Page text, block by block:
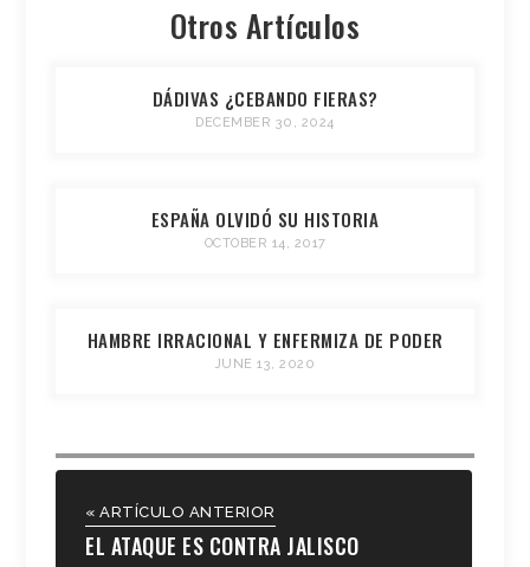
Otros Artículos
DÁDIVAS ¿CEBANDO FIERAS?
DECEMBER 30, 2024
ESPAÑA OLVIDÓ SU HISTORIA
OCTOBER 14, 2017
HAMBRE IRRACIONAL Y ENFERMIZA DE PODER
JUNE 13, 2020
« ARTÍCULO ANTERIOR
EL ATAQUE ES CONTRA JALISCO